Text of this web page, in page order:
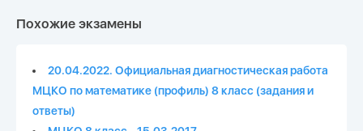
Похожие экзамены
20.04.2022. Официальная диагностическая работа
МЦКО по математике (профиль) 8 класс (задания и
ответы)